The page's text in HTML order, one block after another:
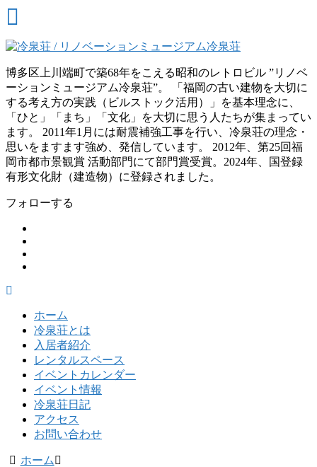
博多区上川端町で築68年をこえる昭和のレトロビル ”リノベ
ーションミュージアム冷泉荘”。 「福岡の古い建物を大切に
する考え方の実践（ビルストック活用）」を基本理念に、
「ひと」「まち」「文化」を大切に思う人たちが集まってい
ます。 2011年1月には耐震補強工事を行い、冷泉荘の理念・
思いをますます強め、発信しています。 2012年、第25回福
岡市都市景観賞 活動部門にて部門賞受賞。2024年、国登録
有形文化財（建造物）に登録されました。
フォローする
ホーム
冷泉荘とは
入居者紹介
レンタルスペース
イベントカレンダー
イベント情報
冷泉荘日記
アクセス
お問い合わせ
ホーム